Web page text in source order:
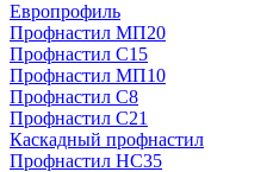
Европрофиль
Профнастил МП20
Профнастил C15
Профнастил МП10
Профнастил C8
Профнастил C21
Каскадный профнастил
Профнастил НС35